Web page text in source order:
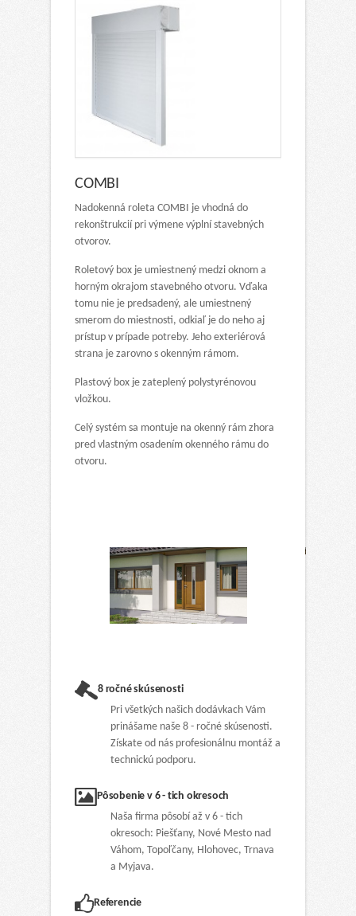
COMBI
Nadokenná roleta COMBI je vhodná do
rekonštrukcií pri výmene výplní stavebných
otvorov.
Roletový box je umiestnený medzi oknom a
horným okrajom stavebného otvoru. Vďaka
tomu nie je predsadený, ale umiestnený
smerom do miestnosti, odkiaľ je do neho aj
prístup v prípade potreby. Jeho exteriérová
strana je zarovno s okenným rámom.
Plastový box je zateplený polystyrénovou
vložkou.
Celý systém sa montuje na okenný rám zhora
pred vlastným osadením okenného rámu do
otvoru.
8 ročné skúsenosti
Pri všetkých našich dodávkach Vám
prinášame naše 8 - ročné skúsenosti.
Získate od nás profesionálnu montáž a
technickú podporu.
Pôsobenie v 6 - tich okresoch
Naša firma pôsobí až v 6 - tich
okresoch: Piešťany, Nové Mesto nad
Váhom, Topoľčany, Hlohovec, Trnava
a Myjava.
Referencie